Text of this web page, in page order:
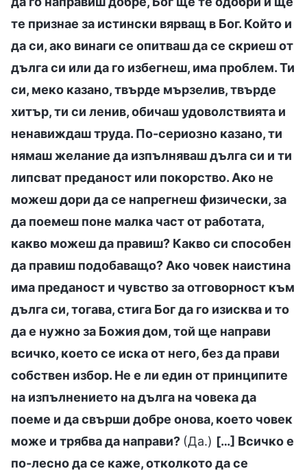
те признае за истински вярващ в Бог. Който и
да си, ако винаги се опитваш да се скриеш от
дълга си или да го избегнеш, има проблем. Ти
си, меко казано, твърде мързелив, твърде
хитър, ти си ленив, обичаш удоволствията и
ненавиждаш труда. По-сериозно казано, ти
нямаш желание да изпълняваш дълга си и ти
липсват преданост или покорство. Ако не
можеш дори да се напрегнеш физически, за
да поемеш поне малка част от работата,
какво можеш да правиш? Какво си способен
да правиш подобаващо? Ако човек наистина
има преданост и чувство за отговорност към
дълга си, тогава, стига Бог да го изисква и то
да е нужно за Божия дом, той ще направи
всичко, което се иска от него, без да прави
собствен избор. Не е ли един от принципите
на изпълнението на дълга на човека да
поеме и да свърши добре онова, което човек
може и трябва да направи? (Да.) […] Всичко е
по-лесно да се каже, отколкото да се